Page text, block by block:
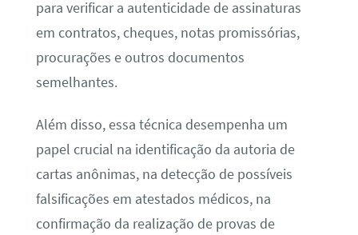
para verificar a autenticidade de assinaturas
em contratos, cheques, notas promissórias,
procurações e outros documentos
semelhantes.
Além disso, essa técnica desempenha um
papel crucial na identificação da autoria de
cartas anônimas, na detecção de possíveis
falsificações em atestados médicos, na
confirmação da realização de provas de